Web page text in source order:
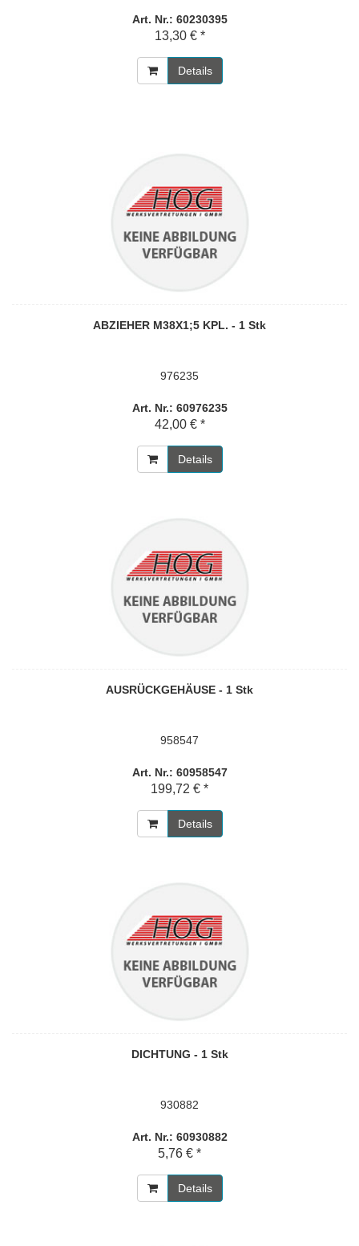
Art. Nr.: 60230395
13,30 € *
Details
ABZIEHER M38X1;5 KPL. - 1 Stk
976235
Art. Nr.: 60976235
42,00 € *
Details
AUSRÜCKGEHÄUSE - 1 Stk
958547
Art. Nr.: 60958547
199,72 € *
Details
DICHTUNG - 1 Stk
930882
Art. Nr.: 60930882
5,76 € *
Details